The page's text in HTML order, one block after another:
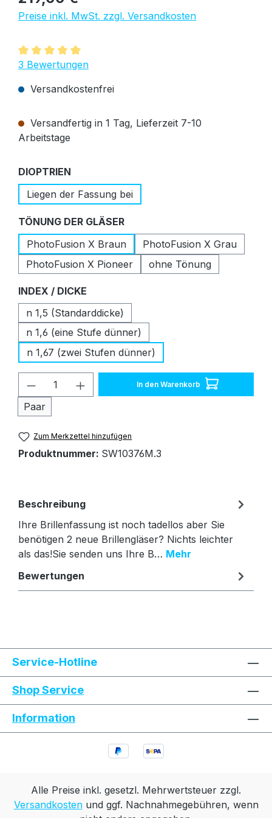
Preise inkl. MwSt. zzgl. Versandkosten
Durchschnittliche Bewertung von 5 von 5 Sternen
3 Bewertungen
Versandkostenfrei
Versandfertig in 1 Tag, Lieferzeit 7-10
Arbeitstage
DIOPTRIEN
Liegen der Fassung bei
TÖNUNG DER GLÄSERauswählen
PhotoFusion X Braun
PhotoFusion X Grau
PhotoFusion X Pioneer
ohne Tönung
INDEX / DICKE
n 1,5 (Standarddicke)
n 1,6 (eine Stufe dünner)
n 1,67 (zwei Stufen dünner)
Produkt Anzahl: Gib den
Paar
In den Warenkorb
Zum Merkzettel hinzufügen
Produktnummer: SW10376M.3
Beschreibung
Ihre Brillenfassung ist noch tadellos aber Sie
benötigen 2 neue Brillengläser? Nichts leichter
als das!Sie senden uns Ihre B… Mehr
Bewertungen
Service-Hotline
Shop Service
Information
Alle Preise inkl. gesetzl. Mehrwertsteuer zzgl.
Versandkostenund ggf. Nachnahmegebühren, wenn
Text vergrößern Hochkontrastmodus
Farben invertieren
Niedrige Sättigung
Animationen stoppen Überschriften hervorheben